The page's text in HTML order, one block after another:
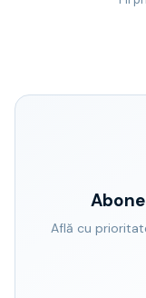
Află cu